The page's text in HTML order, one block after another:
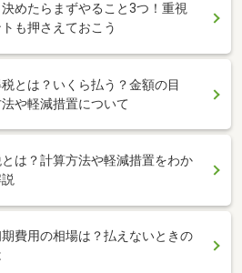
めたらまずやること3つ！重視
も押さえておこう
とは？いくら払う？金額の目
や軽減措置について
は？計算方法や軽減措置をわか
費用の相場は？払えないときの